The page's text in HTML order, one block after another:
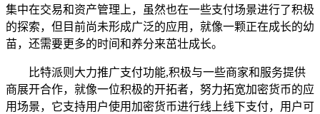
集中在交易和资产管理上，虽然也在一些支付场景进行了积极
的探索，但目前尚未形成广泛的应用，就像一颗正在成长的幼
苗，还需要更多的时间和养分来茁壮成长。
比特派则大力推广支付功能,积极与一些商家和服务提供
商展开合作，就像一位积极的开拓者，努力拓宽加密货币的应
用场景，它支持用户使用加密货币进行线上线下支付，用户可